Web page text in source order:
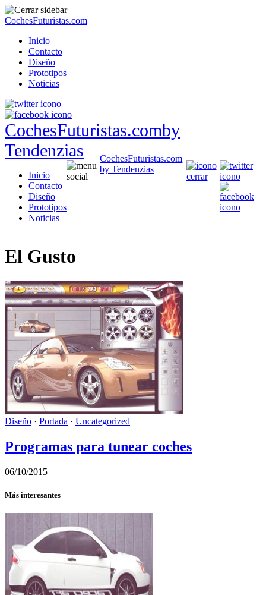
CochesFuturistas.com
Inicio
Contacto
Diseño
Prototipos
Noticias
CochesFuturistas.comby
Tendenzias
Inicio
Contacto
Diseño
Prototipos
Noticias
CochesFuturistas.com
by Tendenzias
El Gusto
Diseño · Portada · Uncategorized
Programas para tunear coches
06/10/2015
Más interesantes